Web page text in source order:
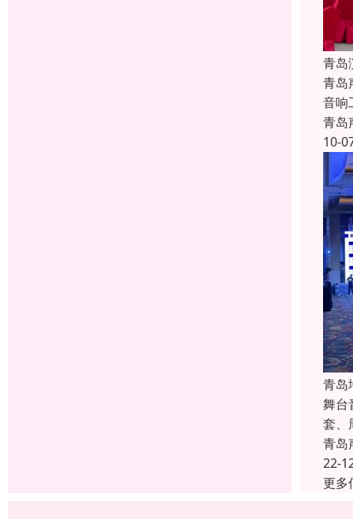
青岛
青岛
音响
青岛
10-
青岛
舞台
套、
青岛
22-
更多